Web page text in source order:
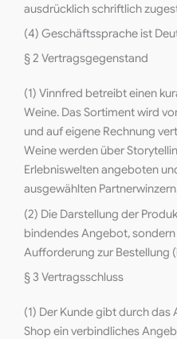
ausdrücklich schriftlich
(4) Geschäftssprache ist
§ 2 Vertragsgegenstand
(1) Vinnfred betreibt einen
Weine. Das Sortiment wird
und auf eigene Rechnung
Weine werden über
Erlebniswelten angeboten
ausgewählten
(2) Die Darstellung der
bindendes Angebot,
Aufforderung zur Bestellung
§ 3 Vertragsschluss
(1) Der Kunde gibt durch
Shop ein verbindliches